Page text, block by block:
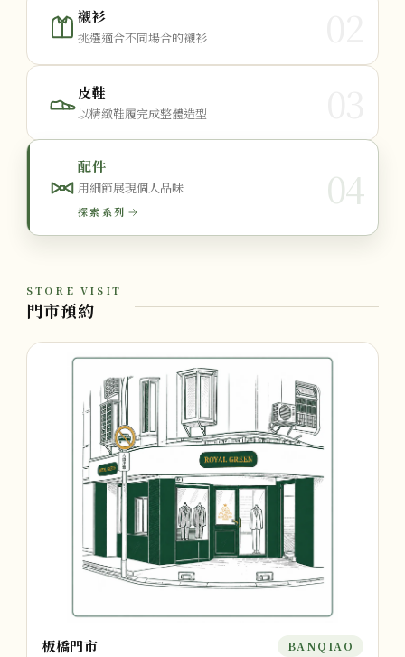
襯衫
挑選適合不同場合的襯衫
皮鞋
以精緻鞋履完成整體造型
04
配件
用細節展現個人品味
探索系列
STORE VISIT
門市預約
板橋門市 BANQIAO